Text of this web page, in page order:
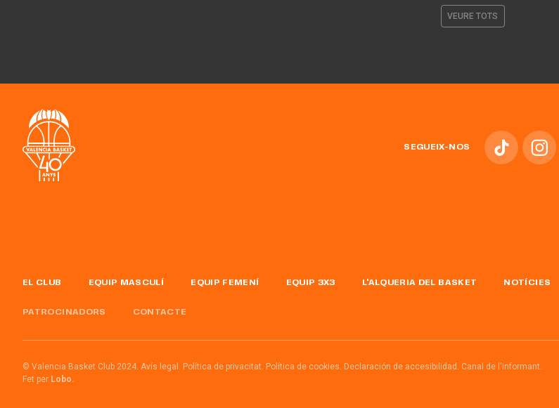
VEURE TOTS
SEGUEIX-NOS
EL CLUB EQUIP MASCULÍ EQUIP FEMENÍ EQUIP 3X3 L'ALQUERIA DEL BASKET NOTÍCIES
PATROCINADORS CONTACTE
© Valencia Basket Club 2024. Avís legal. Política de privacitat. Política de cookies. Declaración de accesibilidad.
Canal de l'informant.
Fet per Lobo.